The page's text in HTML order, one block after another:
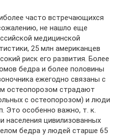
часто встречающихся
не нашло еще
медицинской
25 млн американцев
риск его развития. Более
бедра и более половины
ежегодно связаны с
остеопорозом страдают
с остеопорозом) и люди
Это особенно важно, т. к.
населения цивилизованных
бедра у людей старше 65